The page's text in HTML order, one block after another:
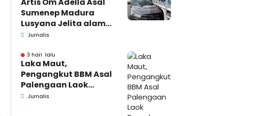
Sumenep Madura
Lusyana Jelita alami
kecelakaan di
Jurnalis
3 hari lalu
Laka Maut,
Pengangkut BBM Asal
Palengaan Laok
Pamekasan
Jurnalis